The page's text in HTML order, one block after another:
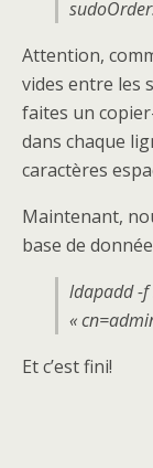
Attention,
vides entre les
faites un
dans chaque
caractères
Maintenant,
base de
ldapadd -f
«
Et c’est fini!